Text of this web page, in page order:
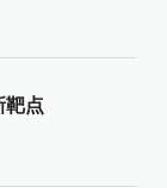
靶点